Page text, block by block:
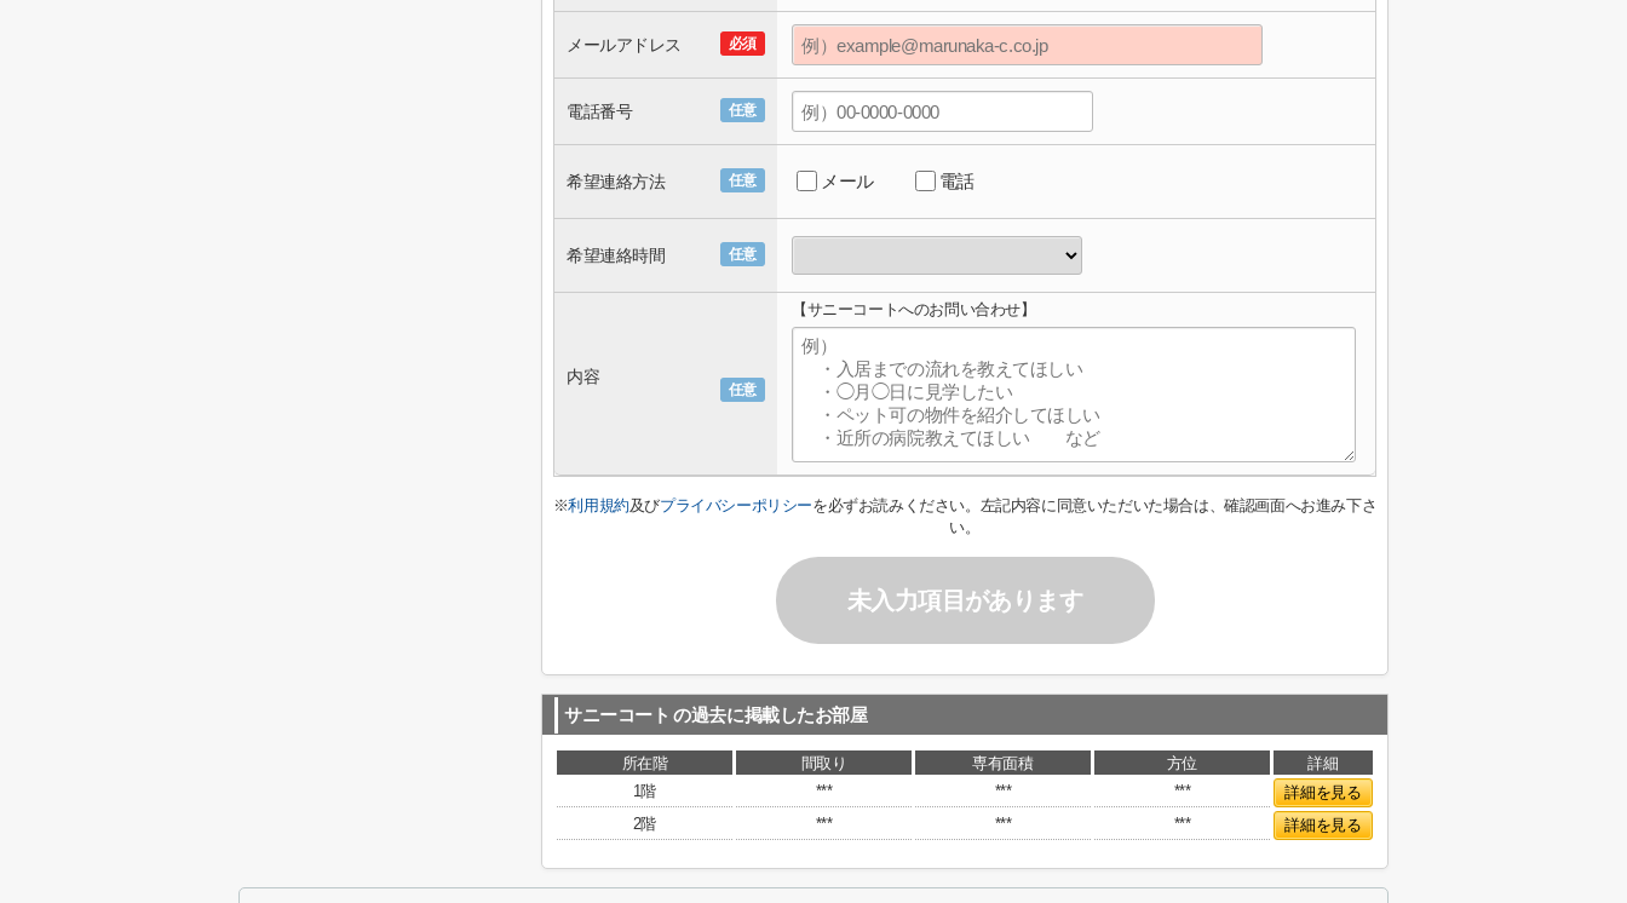
必須
メールアドレス
任意
電話番号
任意
希望連絡方法 メール 電話
任意
希望連絡時間
任意
内容
【サニーコートへのお問い合わせ】
※利用規約及びプライバシーポリシーを必ずお読みください。左記内容に同意いただいた場合は、確認画面へお進み下さ
い。
未入力項目があります
サニーコート の過去に掲載したお部屋
所在階 間取り 専有面積 方位
詳細
1階
*** *** ***
詳細を見る
2階
*** *** *** 詳細を見る